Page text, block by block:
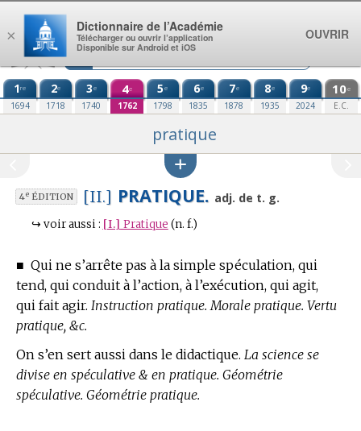
Aller au contenu
1re
1694
2e
1718
3e
1740
4e
1762
5e
1798
6e
1835
7e
1878
8e
1935
9e
2024
10e
E.C.
pratique
4eÉDITION [II.] PRATIQUE. adj. de t. g.
↪ voir aussi : [I.] Pratique (n. f.)
■ Qui ne s’arrête pas à la simple spéculation, qui
tend, qui conduit à l’action, à l’exécution, qui agit,
qui fait agir. Instruction pratique. Morale pratique. Vertu
pratique, &c.
On s’en sert aussi dans le didactique. La science se
divise en spéculative & en pratique. Géométrie
spéculative. Géométrie pratique.
×
Dictionnaire de l’Académie
Télécharger ou ouvrir l’application
Disponible sur Android et iOS
OUVRIR